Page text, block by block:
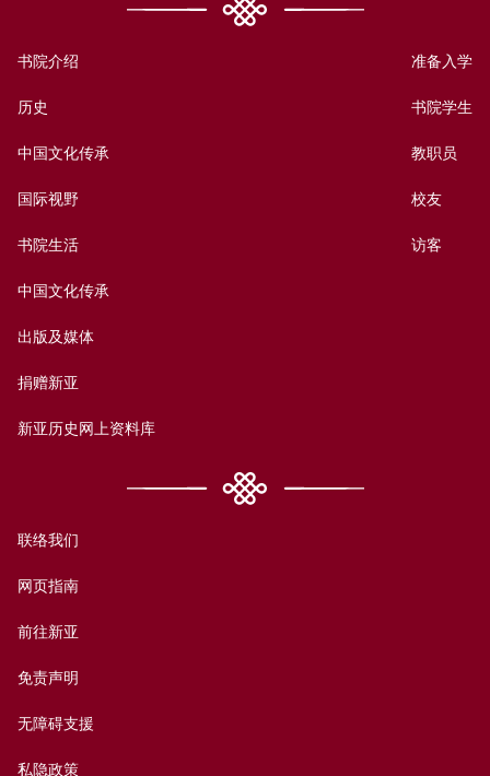
书院介绍
历史
中国文化传承
国际视野
书院生活
中国文化传承
出版及媒体
捐赠新亚
新亚历史网上资料库
准备入学
书院学生
教职员
校友
访客
联络我们
网页指南
前往新亚
免责声明
无障碍支援
私隐政策